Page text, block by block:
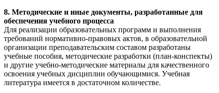
8. Методические и иные документы, разработанные для
обеспечения учебного процесса
Для реализации образовательных программ и выполнения
требований нормативно-правовых актов, в образовательной
организации преподавательским составом разработаны
учебные пособия, методические разработки (план-конспекты)
и другие учебно-методические материалы для качественного
освоения учебных дисциплин обучающимися. Учебная
литература имеется в достаточном количестве.